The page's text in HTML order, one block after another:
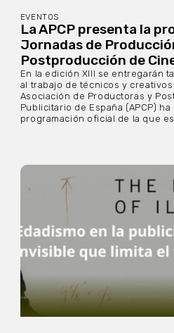
EVENTOS
La APCP presenta la
Jornadas de
Postproducción de
En la edición XIII se entregarán
al trabajo de técnicos y
Asociación de Productoras y
Publicitario de España (APCP)
programación oficial de la que